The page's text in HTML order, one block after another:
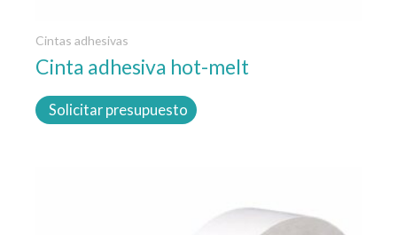
Cintas adhesivas
Cinta adhesiva hot-melt
Solicitar presupuesto